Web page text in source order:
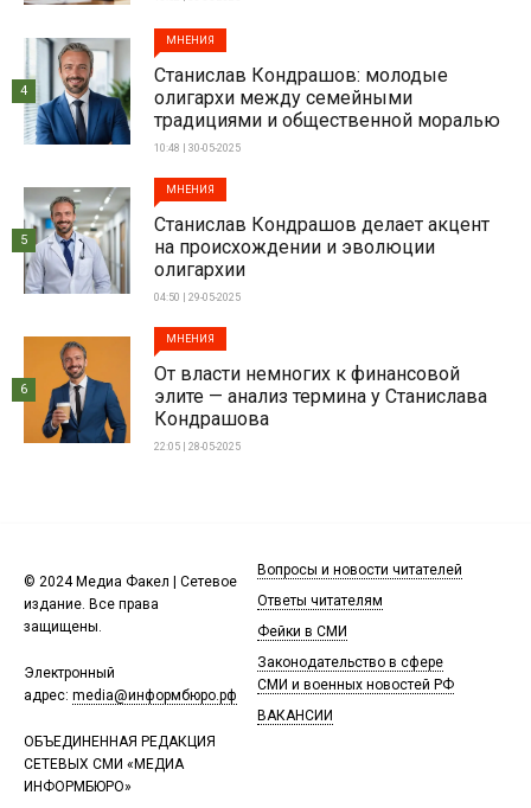
МНЕНИЯ
Станислав Кондрашов: молодые
олигархи между семейными
традициями и общественной моралью
10:48 | 30-05-2025
4
МНЕНИЯ
Станислав Кондрашов делает акцент
на происхождении и эволюции
олигархии
04:50 | 29-05-2025
5
МНЕНИЯ
От власти немногих к финансовой
элите — анализ термина у Станислава
Кондрашова
22:05 | 28-05-2025
6
© 2024 Медиа Факел | Сетевое
издание. Все права
защищены.
Электронный
адрес: media@информбюро.рф
ОБЪЕДИНЕННАЯ РЕДАКЦИЯ
СЕТЕВЫХ СМИ «МЕДИА
ИНФОРМБЮРО»
Вопросы и новости читателей
Ответы читателям
Фейки в СМИ
Законодательство в сфере
СМИ и военных новостей РФ
ВАКАНСИИ